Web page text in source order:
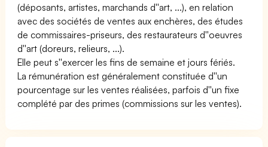
(déposants, artistes, marchands d''art, ...), en relation
avec des sociétés de ventes aux enchères, des études
de commissaires-priseurs, des restaurateurs d''oeuvres
d''art (doreurs, relieurs, ...).
Elle peut s''exercer les fins de semaine et jours fériés.
La rémunération est généralement constituée d''un
pourcentage sur les ventes réalisées, parfois d''un fixe
complété par des primes (commissions sur les ventes).